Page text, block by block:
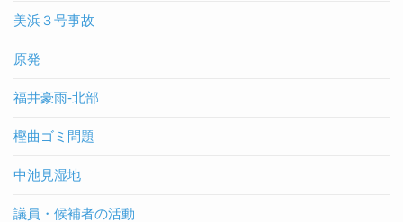
美浜３号事故
原発
福井豪雨-北部
樫曲ゴミ問題
中池見湿地
議員・候補者の活動